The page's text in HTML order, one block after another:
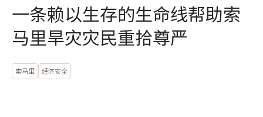
一条赖以生存的生命线帮助索
马里旱灾灾民重拾尊严
索马里 经济安全